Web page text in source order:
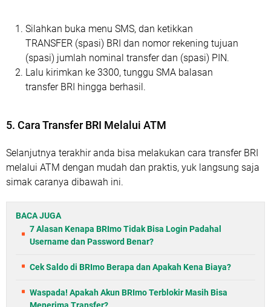
Silahkan buka menu SMS, dan ketikkan
TRANSFER (spasi) BRI dan nomor rekening tujuan
(spasi) jumlah nominal transfer dan (spasi) PIN.
Lalu kirimkan ke 3300, tunggu SMA balasan
transfer BRI hingga berhasil.
5. Cara Transfer BRI Melalui ATM
Selanjutnya terakhir anda bisa melakukan cara transfer BRI
melalui ATM dengan mudah dan praktis, yuk langsung saja
simak caranya dibawah ini.
BACA JUGA
7 Alasan Kenapa BRImo Tidak Bisa Login Padahal
Username dan Password Benar?
Cek Saldo di BRImo Berapa dan Apakah Kena Biaya?
Waspada! Apakah Akun BRImo Terblokir Masih Bisa